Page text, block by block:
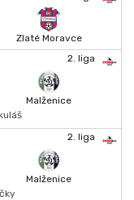
Zlaté Moravce
2. liga
Malženice
2. liga
Malženice